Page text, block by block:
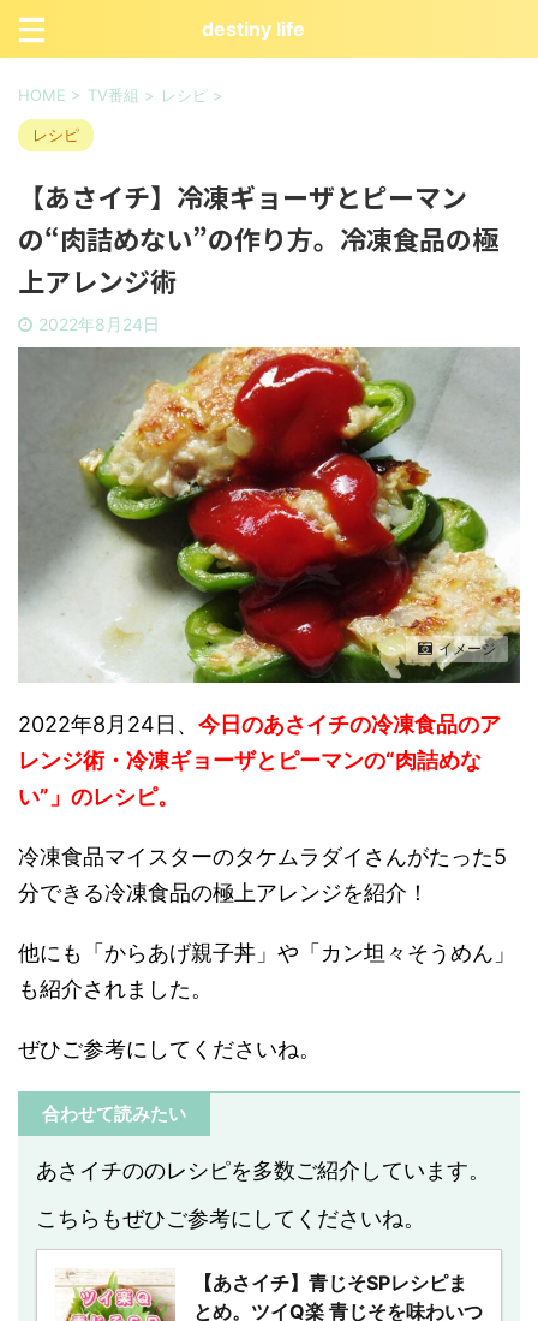
destiny life
HOME > TV番組 > レシピ >
レシピ
【あさイチ】冷凍ギョーザとピーマン
の“肉詰めない”の作り方。冷凍食品の極
上アレンジ術
2022年8月24日
イメージ
2022年8月24日、 今日のあさイチの冷凍食品のア
レンジ術・冷凍ギョーザとピーマンの“肉詰めな
い” 」 のレシピ。
冷凍食品マイスターのタケムラダイさんがたった5
分できる冷凍食品の極上アレンジを紹介！
他にも「からあげ親子丼」や「カン坦々そうめん」
も紹介されました。
ぜひご参考にしてくださいね。
合わせて読みたい
あさイチののレシピを多数ご紹介しています。
こちらもぜひご参考にしてくださいね。
【あさイチ】青じそSPレシピま
とめ。ツイQ楽 青じそを味わいつ